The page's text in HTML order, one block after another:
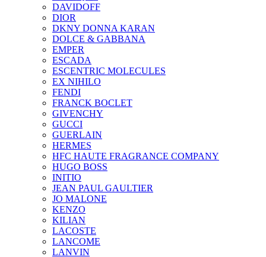
DAVIDOFF
DIOR
DKNY DONNA KARAN
DOLCE & GABBANA
EMPER
ESCADA
ESCENTRIC MOLECULES
EX NIHILO
FENDI
FRANCK BOCLET
GIVENCHY
GUCCI
GUERLAIN
HERMES
HFC HAUTE FRAGRANCE COMPANY
HUGO BOSS
INITIO
JEAN PAUL GAULTIER
JO MALONE
KENZO
KILIAN
LACOSTE
LANCOME
LANVIN